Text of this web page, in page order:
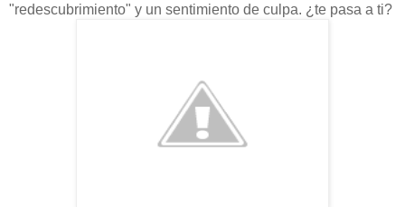
"redescubrimiento" y un sentimiento de culpa. ¿te pasa a ti?